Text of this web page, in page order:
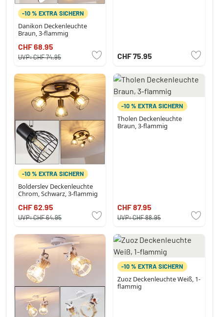
-10 % EXTRA SICHERN
Danikon Deckenleuchte
Braun, 3-flammig
CHF 68.95
UVP:CHF 74.95 CHF 75.95
-10 % EXTRA SICHERN
Bolderslev Deckenleuchte
Chrom, Schwarz, 3-flammig
CHF 62.95
UVP:CHF 64.95
-10 % EXTRA SICHERN
Tholen Deckenleuchte
Braun, 3-flammig
CHF 87.95
UVP:CHF 88.95
-10 % EXTRA SICHERN
Zuoz Deckenleuchte Weiß, 1-
flammig